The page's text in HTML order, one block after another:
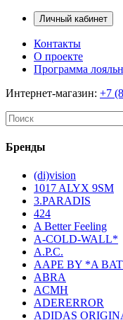
Личный кабинет
Контакты
О проекте
Программа
Интернет-магазин: +7
Бренды
(di)vision
1017 ALYX 9SM
3.PARADIS
424
A Better Feeling
A-COLD-WALL*
A.P.C.
AAPE BY *A
ABRA
ACMH
ADERERROR
ADIDAS